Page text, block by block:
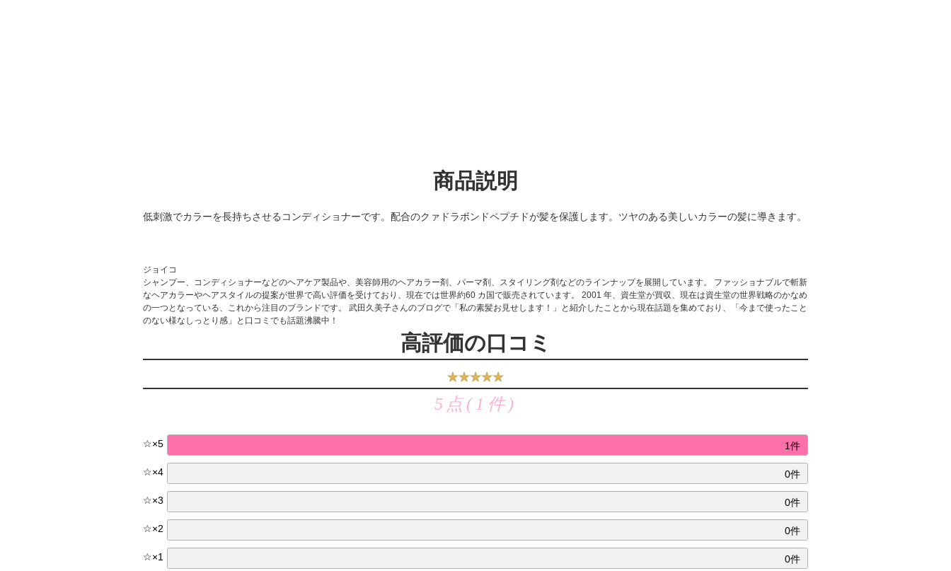
商品説明
低刺激でカラーを長持ちさせるコンディショナーです。配合のクァドラボンドペプチドが髪を保護します。ツヤのある美しいカラーの髪に導きます。
ジョイコ
シャンプー、コンディショナーなどのヘアケア製品や、美容師用のヘアカラー剤、パーマ剤、スタイリング剤などのラインナップを展開しています。 ファッショナブルで斬新
なヘアカラーやヘアスタイルの提案が世界で高い評価を受けており、現在では世界約60 カ国で販売されています。 2001 年、資生堂が買収、現在は資生堂の世界戦略のかなめ
の一つとなっている、これから注目のブランドです。 武田久美子さんのブログで「私の素髪お見せします！」と紹介したことから現在話題を集めており、「今まで使ったこと
のない様なしっとり感」と口コミでも話題沸騰中！
高評価の口コミ
5点(1件)
☆×5 1件
☆×4 0件
☆×3 0件
☆×2 0件
☆×1 0件